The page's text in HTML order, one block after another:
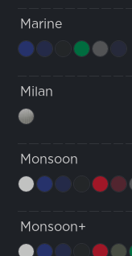
Marine
Milan
Monsoon
Monsoon+